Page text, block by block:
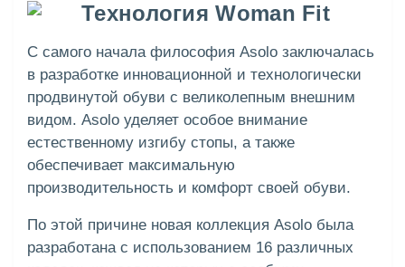
Технология Woman Fit
С самого начала философия Asolo заключалась
в разработке инновационной и технологически
продвинутой обуви с великолепным внешним
видом. Asolo уделяет особое внимание
естественному изгибу стопы, а также
обеспечивает максимальную
производительность и комфорт своей обуви.
По этой причине новая коллекция Asolo была
разработана с использованием 16 различных